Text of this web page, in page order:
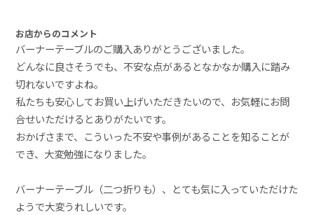
お店からのコメント
バーナーテーブルのご購入ありがとうございました。
どんなに良さそうでも、不安な点があるとなかなか購入に踏み
切れないですよね。
私たちも安心してお買い上げいただきたいので、お気軽にお問
合せいただけるとありがたいです。
おかげさまで、こういった不安や事例があることを知ることが
でき、大変勉強になりました。
バーナーテーブル（二つ折りも）、とても気に入っていただけた
ようで大変うれしいです。